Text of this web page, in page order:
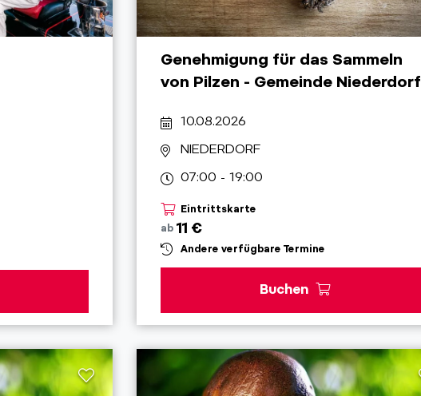
Genehmigung für das Sammeln
von Pilzen - Gemeinde Niederdorf
10.08.2026
NIEDERDORF
07:00 - 19:00
Eintrittskarte
ab 11 €
Andere verfügbare Termine
Buchen